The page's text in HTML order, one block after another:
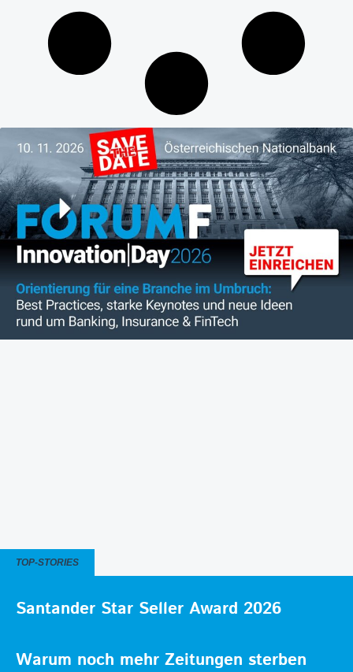
TOP-STORIES
Santander Star Seller Award 2026
Warum noch mehr Zeitungen sterben